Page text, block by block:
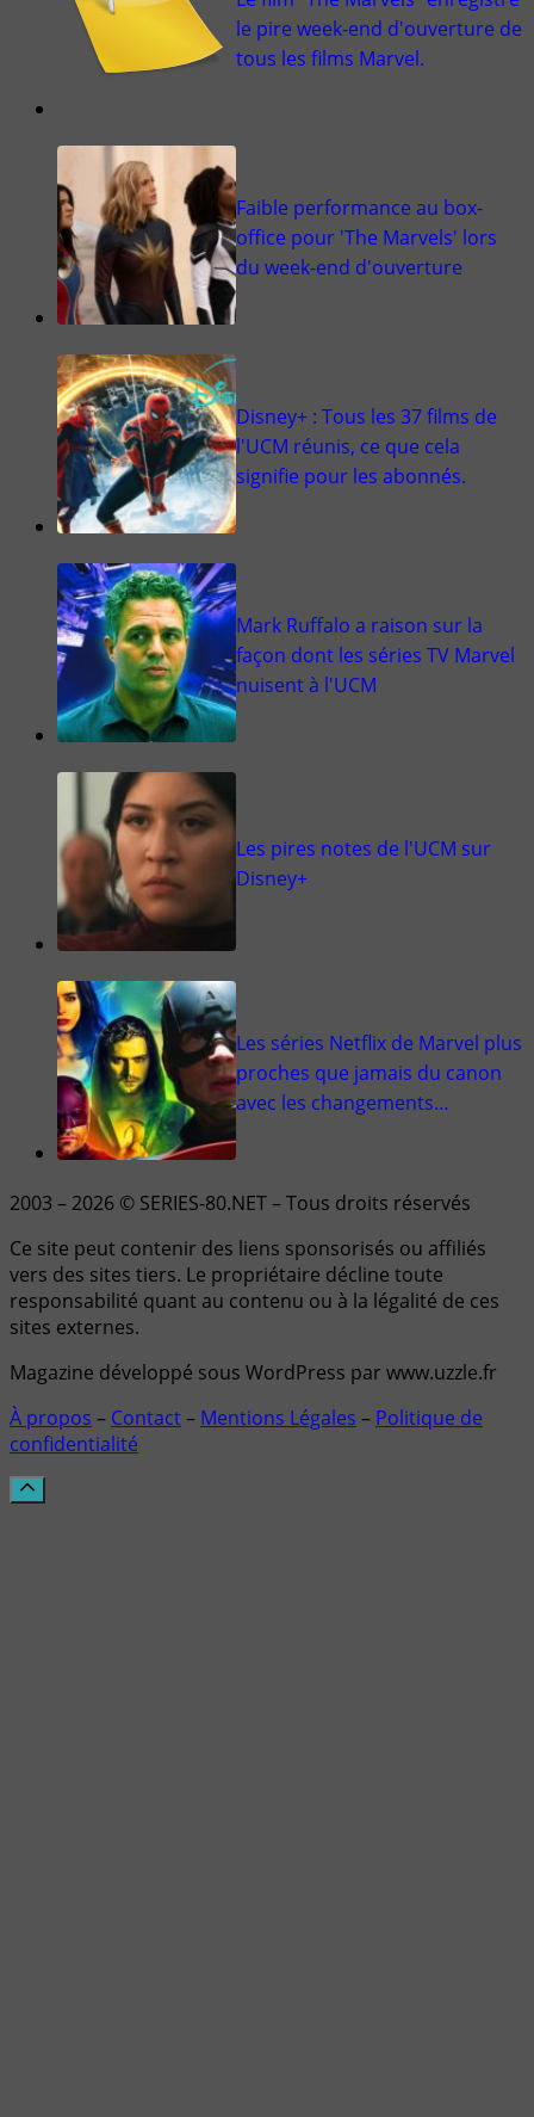
le pire week-end d'ouverture de
tous les films Marvel.
Faible performance au box-
office pour 'The Marvels' lors
du week-end d'ouverture
Disney+ : Tous les 37 films de
l'UCM réunis, ce que cela
signifie pour les abonnés.
Mark Ruffalo a raison sur la
façon dont les séries TV Marvel
nuisent à l'UCM
Les pires notes de l'UCM sur
Disney+
Les séries Netflix de Marvel plus
proches que jamais du canon
avec les changements…
2003 – 2026 © SERIES-80.NET – Tous droits réservés
Ce site peut contenir des liens sponsorisés ou affiliés
vers des sites tiers. Le propriétaire décline toute
responsabilité quant au contenu ou à la légalité de ces
sites externes.
Magazine développé sous WordPress par www.uzzle.fr
À propos – Contact– Mentions Légales – Politique de
confidentialité